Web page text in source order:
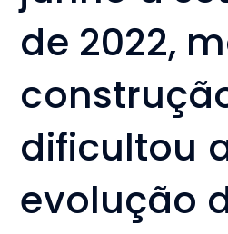
de 2022,
dificultou
evolução